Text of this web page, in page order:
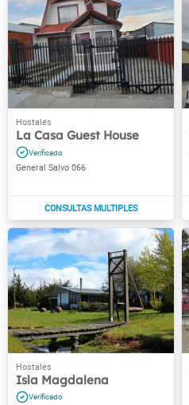
La Casa Guest House
General Salvo 066
Isla Magdalena